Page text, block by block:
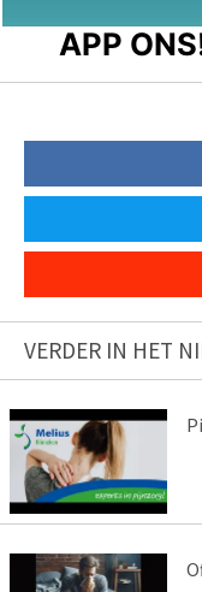
APP
VERDER IN HET